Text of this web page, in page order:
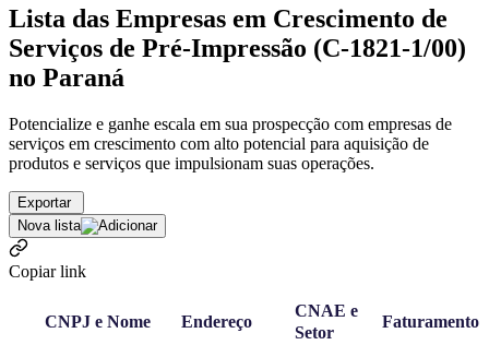
Lista das Empresas em Crescimento de
Serviços de Pré-Impressão (C-1821-1/00)
no Paraná
Potencialize e ganhe escala em sua prospecção com empresas de
serviços em crescimento com alto potencial para aquisição de
produtos e serviços que impulsionam suas operações.
Exportar
Nova lista
Copiar link
CNPJ e Nome Endereço
CNAE e
Setor
Faturamento